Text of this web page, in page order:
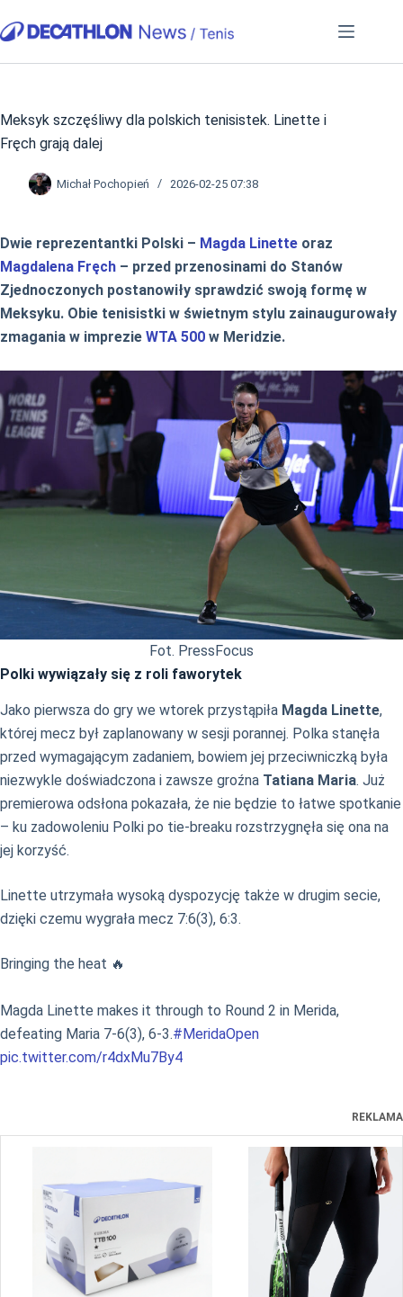
do
Meksyk szczęśliwy dla polskich tenisistek. Linette i
Fręch grają dalej
Michał Pochopień 2026-02-25 07:38
Dwie reprezentantki Polski – Magda Linette oraz
Magdalena Fręch – przed przenosinami do Stanów
Zjednoczonych postanowiły sprawdzić swoją formę w
Meksyku. Obie tenisistki w świetnym stylu zainaugurowały
zmagania w imprezie WTA 500 w Meridzie.
Fot. PressFocus
Polki wywiązały się z roli faworytek
Jako pierwsza do gry we wtorek przystąpiła Magda Linette,
której mecz był zaplanowany w sesji porannej. Polka stanęła
przed wymagającym zadaniem, bowiem jej przeciwniczką była
niezwykle doświadczona i zawsze groźna Tatiana Maria. Już
premierowa odsłona pokazała, że nie będzie to łatwe spotkanie
– ku zadowoleniu Polki po tie-breaku rozstrzygnęła się ona na
jej korzyść.
Linette utrzymała wysoką dyspozycję także w drugim secie,
dzięki czemu wygrała mecz 7:6(3), 6:3.
Bringing the heat 🔥
Magda Linette makes it through to Round 2 in Merida,
defeating Maria 7-6(3), 6-3.#MeridaOpen
pic.twitter.com/r4dxMu7By4
REKLAMA